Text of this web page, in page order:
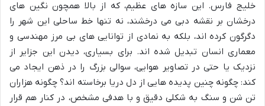
خلیج فارس. این سازه های عظیم، که از بالا همچون نگین های
درخشان بر نقشه دبی می درخشند، نه تنها خط ساحلی این شهر را
دگرگون کرده اند، بلکه به نمادی از توانایی های بی مرز مهندسی و
معماری انسان تبدیل شده اند. برای بسیاری، دیدن این جزایر از
نزدیک یا حتی در تصاویر هوایی، سوالی بزرگ را در ذهن ایجاد می
کند: چگونه چنین پدیده هایی از دل دریا برخاسته اند؟ چگونه هزاران
تن شن و سنگ به شکلی دقیق و با هدفی مشخص، در کنار هم قرار